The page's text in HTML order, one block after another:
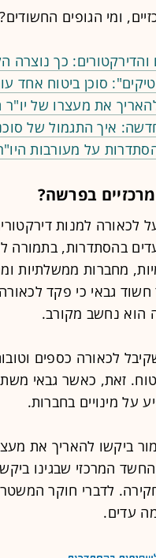
ומי הגופים
והדירקטורים: כך
סוכן ביטוח אחד
את מעצרו של
איך התגמול של
על מעורבות
בפרשה?
לכאורה למנות
בהסתדרות, בתמורה
מחברות ממשלתיות
גבאי כי פקד
הוא נחשב מקורב.
לכאורה כספים
זאת, כאשר גבאי
על מינויים בחברות.
ביקשו להאריך את
המרכזי שבגינו
לדברי חוקר
עדים.